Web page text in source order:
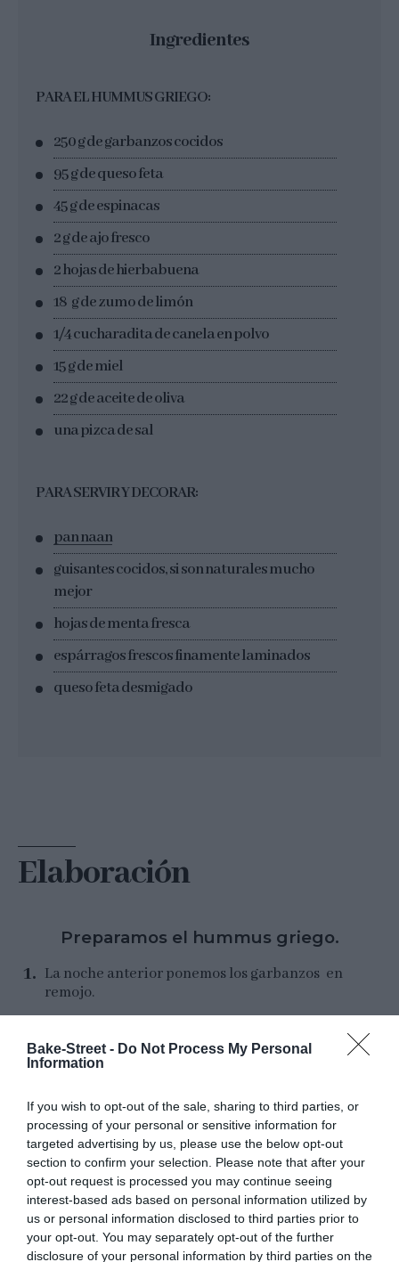
Bake-Street - Do Not Process My Personal
Information
If you wish to opt-out of the sale, sharing to third parties, or
processing of your personal or sensitive information for
targeted advertising by us, please use the below opt-out
section to confirm your selection. Please note that after your
opt-out request is processed you may continue seeing
interest-based ads based on personal information utilized by
us or personal information disclosed to third parties prior to
your opt-out. You may separately opt-out of the further
disclosure of your personal information by third parties on the
Ingredientes
PARA EL HUMMUS GRIEGO:
250 g de garbanzos cocidos
95 g de queso feta
45 g de espinacas
2 g de ajo fresco
2 hojas de hierbabuena
18 g de zumo de limón
1/4 cucharadita de canela en polvo
15 g de miel
22 g de aceite de oliva
una pizca de sal
PARA SERVIR Y DECORAR:
pan naan
guisantes cocidos, si son naturales mucho
mejor
hojas de menta fresca
espárragos frescos finamente laminados
queso feta desmigado
Elaboración
Preparamos el hummus griego.
La noche anterior ponemos los garbanzos en
remojo.
en agua con sal durante1 hora o hasta que
estén tiernos
Escurrimos bien y dejamos enfriar.
En un procesador de alimentos añadimos los
garbanzos junto con el queso feta, las
espinacas, la hierbabuena y trituramos.
Incorporamos el zumo de limón, la canela, la
sal, la miel y el aceite de oliva. Procesamos de
nuevo hasta obtener una mezcla homogénea.